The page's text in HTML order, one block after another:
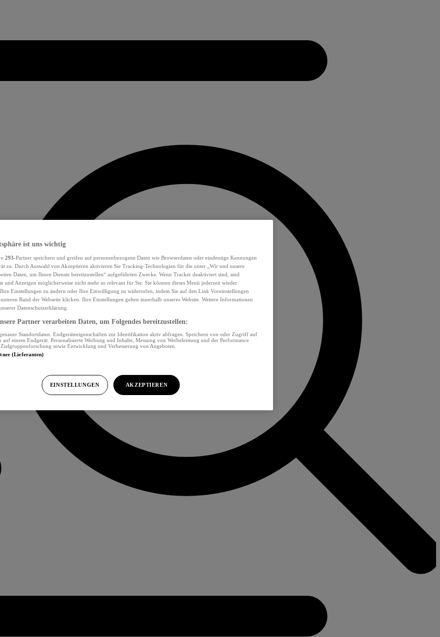
ist uns wichtig
293-Partner speichern und greifen auf personenbezogene Daten wie Browserdaten oder eindeutige Kennungen
zu. Durch Auswahl von Akzeptieren aktivieren Sie Tracking-Technologien für die unter „Wir und unsere
Daten, um Ihnen Dienste bereitzustellen“ aufgeführten Zwecke. Wenn Tracker deaktiviert sind, sind
und Anzeigen möglicherweise nicht mehr so relevant für Sie. Sie können dieses Menü jederzeit wieder
Einstellungen zu ändern oder Ihre Einwilligung zu widerrufen, indem Sie auf den Link Voreinstellungen
Rand der Webseite klicken. Ihre Einstellungen gelten innerhalb unseres Website. Weitere Informationen
Datenschutzerklärung.
Partner verarbeiten Daten, um Folgendes bereitzustellen:
Standortdaten. Endgeräteeigenschaften zur Identifikation aktiv abfragen. Speichern von oder Zugriff auf
einem Endgerät. Personalisierte Werbung und Inhalte, Messung von Werbeleistung und der Performance
sowie Entwicklung und Verbesserung von Angeboten.
(Lieferanten)
EINSTELLUNGEN AKZEPTIEREN